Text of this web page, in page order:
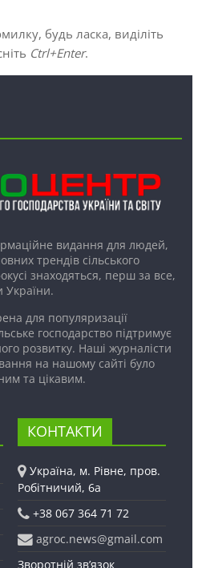
будь ласка, виділіть
Ctrl+Enter.
видання для людей,
трендів сільського
знаходяться, перш за все,
України.
для популяризації
господарство підтримує
розвитку. Наші журналісти
на нашому сайті було
та цікавим.
КОНТАКТИ
Україна, м. Рівне, пров.
Робітничий, 6а
+38 067 364 71 72
agroc.news@gmail.com
Зворотній зв’язок